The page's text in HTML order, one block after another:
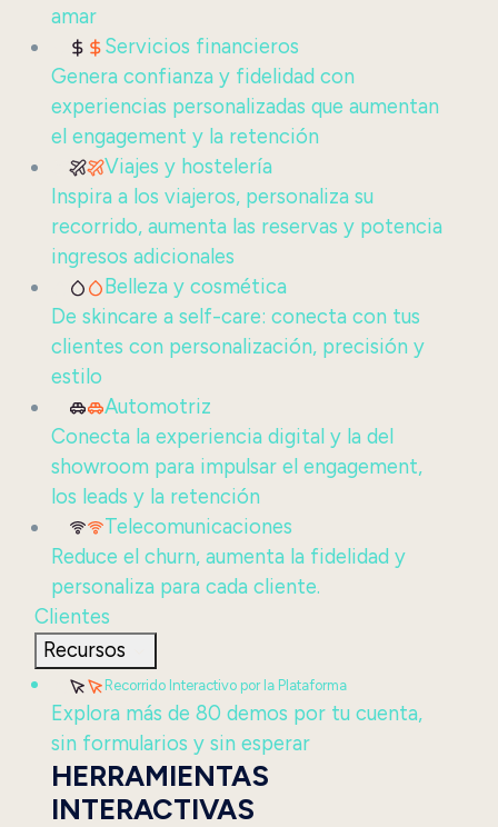
amar
Servicios financieros
Genera confianza y fidelidad con
experiencias personalizadas que aumentan
el engagement y la retención
Viajes y hostelería
Inspira a los viajeros, personaliza su
recorrido, aumenta las reservas y potencia
ingresos adicionales
Belleza y cosmética
De skincare a self-care: conecta con tus
clientes con personalización, precisión y
estilo
Automotriz
Conecta la experiencia digital y la del
showroom para impulsar el engagement,
los leads y la retención
Telecomunicaciones
Reduce el churn, aumenta la fidelidad y
personaliza para cada cliente.
Clientes
Recursos
Recorrido Interactivo por la Plataforma
Explora más de 80 demos por tu cuenta,
sin formularios y sin esperar
HERRAMIENTAS
INTERACTIVAS